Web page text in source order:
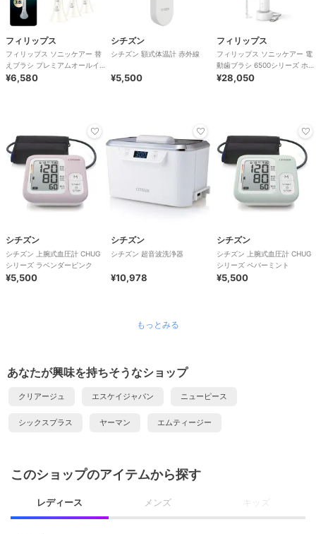
フィリップス
フィリップス ソニッケアー 替
えブラシ プレミアムオールイ
ンワン 3本組 ホワイト
¥6,580
シチズン
シチズン 額式体温計 赤外線
¥5,500
フィリップス
フィリップス ソニッケアー 電
動歯ブラシ 6500シリーズ ホワ
イト
¥28,050
シチズン
シチズン 上腕式血圧計 CHUG
シリーズ ラベンダーピンク
¥5,500
シチズン
シチズン 超音波洗浄器
¥10,978
シチズン
シチズン 上腕式血圧計 CHUG
シリーズ ペパーミント
¥5,500
もっとみる
あなたが興味を持ちそうなショップ
クリアージュ エスケイジャパン ニューピース
シックスプラス ヤーマン エムティージー
このショップのアイテムから探す
レディース メンズ キッズ